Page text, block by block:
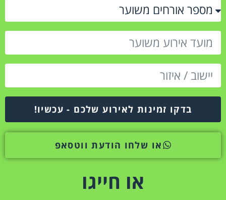
בדקו זמינות לאירוע שלכם - עכשיו!
או שלחו הודעת ווטסאפ
או חייגו